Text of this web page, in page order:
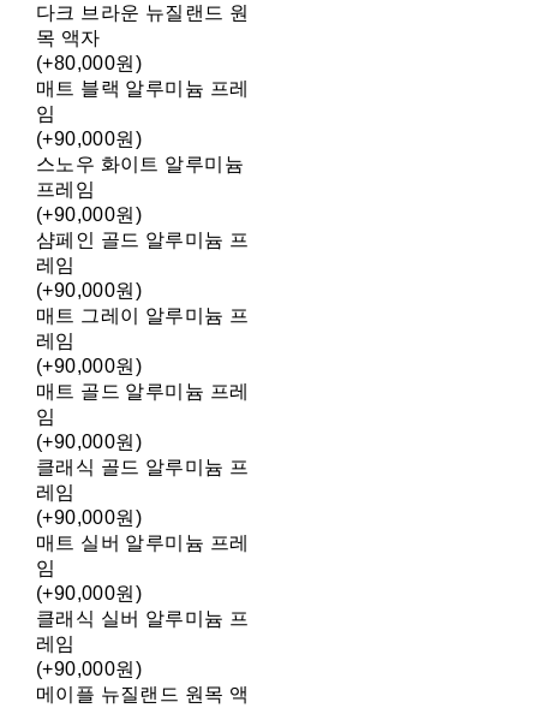
다크 브라운 뉴질랜드 원
목 액자
(+80,000원)
매트 블랙 알루미늄 프레
임
(+90,000원)
스노우 화이트 알루미늄
프레임
(+90,000원)
샴페인 골드 알루미늄 프
레임
(+90,000원)
매트 그레이 알루미늄 프
레임
(+90,000원)
매트 골드 알루미늄 프레
임
(+90,000원)
클래식 골드 알루미늄 프
레임
(+90,000원)
매트 실버 알루미늄 프레
임
(+90,000원)
클래식 실버 알루미늄 프
레임
(+90,000원)
메이플 뉴질랜드 원목 액